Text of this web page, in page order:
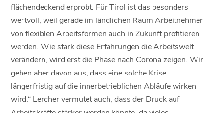
flächendeckend erprobt. Für Tirol ist das besonders
wertvoll, weil gerade im ländlichen Raum Arbeitnehmer
von flexiblen Arbeitsformen auch in Zukunft profitieren
werden. Wie stark diese Erfahrungen die Arbeitswelt
verändern, wird erst die Phase nach Corona zeigen. Wir
gehen aber davon aus, dass eine solche Krise
längerfristig auf die innerbetrieblichen Abläufe wirken
wird.“ Lercher vermutet auch, dass der Druck auf